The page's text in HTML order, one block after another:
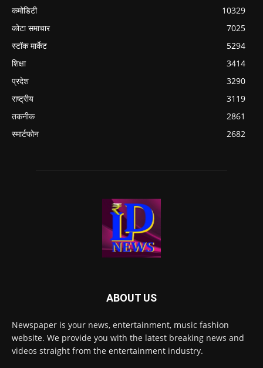
कमोडिटी
10329
कोटा समाचार
7025
स्टॉक मार्केट
5294
शिक्षा
3414
प्रदेश
3290
राष्ट्रीय
3119
तकनीक
2861
स्मार्टफोन
2682
ABOUT US
Newspaper is your news, entertainment, music fashion
website. We provide you with the latest breaking news and
videos straight from the entertainment industry.